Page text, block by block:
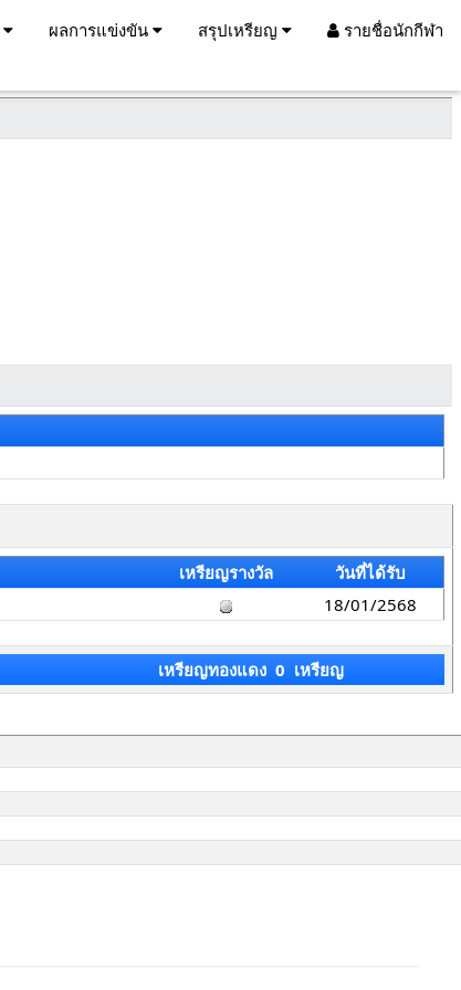
ผลการแข่งขัน สรุปเหรียญ รายชื่อนักกีฬา
เหรียญรางวัล
วันที่ได้รับ
18/01/2568
เหรียญทองแดง 0 เหรียญ